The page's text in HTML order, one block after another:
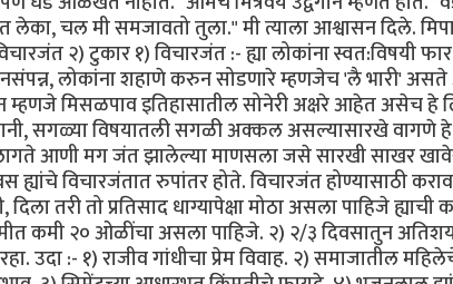
लेका, चल मी समजावतो तुला." मी त्याला आश्वासन दिले.
२) टुकार १) विचारजंत :- ह्या लोकांना
लोकांना शहाणे करुन सोडणारे म्हणजेच 'लै भारी'
मिसळपाव इतिहासातील सोनेरी अक्षरे आहेत असेच
सगळ्या विषयातली सगळी अक्कल असल्यासारखे
लागते आणी मग जंत झालेल्या माणसला जसे सारखी साखर
ह्यांचे विचारजंतात रुपांतर होते. विचारजंत होण्यासाठी
दिला तरी तो प्रतिसाद धाग्यापेक्षा मोठा असला पाहिजे
कमी २० ओळींचा असला पाहिजे. २) २/३ दिवसातुन अतिशय
उदा :- १) राजीव गांधीचा प्रेम विवाह. २) समाजातील